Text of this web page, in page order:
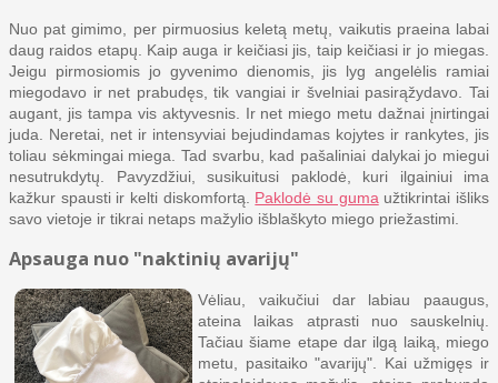
Nuo pat gimimo, per pirmuosius keletą metų, vaikutis praeina labai
daug raidos etapų. Kaip auga ir keičiasi jis, taip keičiasi ir jo miegas.
Jeigu pirmosiomis jo gyvenimo dienomis, jis lyg angelėlis ramiai
miegodavo ir net prabudęs, tik vangiai ir švelniai pasirąžydavo. Tai
augant, jis tampa vis aktyvesnis. Ir net miego metu dažnai įnirtingai
juda. Neretai, net ir intensyviai bejudindamas kojytes ir rankytes, jis
toliau sėkmingai miega. Tad svarbu, kad pašaliniai dalykai jo miegui
nesutrukdytų. Pavyzdžiui, susikuitusi paklodė, kuri ilgainiui ima
kažkur spausti ir kelti diskomfortą. Paklodė su guma užtikrintai išliks
savo vietoje ir tikrai netaps mažylio išblaškyto miego priežastimi.
Apsauga nuo "naktinių avarijų"
Vėliau, vaikučiui dar labiau paaugus,
ateina laikas atprasti nuo sauskelnių.
Tačiau šiame etape dar ilgą laiką, miego
metu, pasitaiko "avarijų". Kai užmigęs ir